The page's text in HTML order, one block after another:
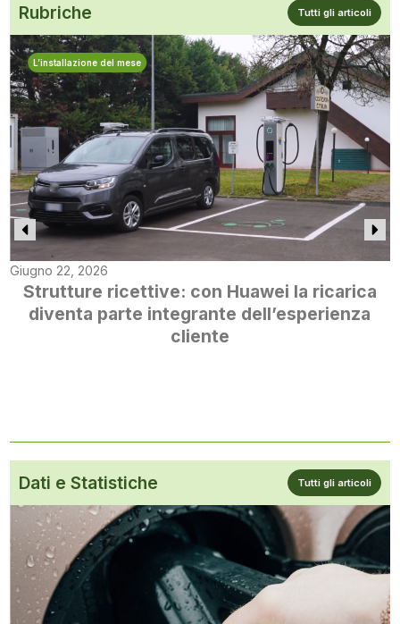
Rubriche Tutti gli articoli
L’installazione del mese
Giugno 22, 2026
Strutture ricettive: con Huawei la ricarica
diventa parte integrante dell’esperienza
cliente
Dati e Statistiche Tutti gli articoli